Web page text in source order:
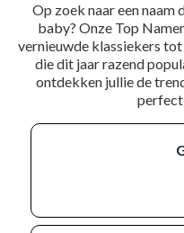
Op zoek naar een naam
baby? Onze Top
vernieuwde klassiekers
die dit jaar razend
ontdekken jullie de